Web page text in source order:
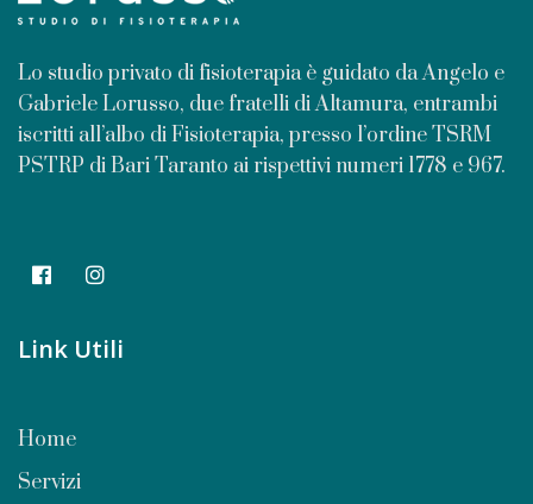
Lo studio privato di fisioterapia è guidato da Angelo e
Gabriele Lorusso, due fratelli di Altamura, entrambi
iscritti all’albo di Fisioterapia, presso l’ordine TSRM
PSTRP di Bari Taranto ai rispettivi numeri 1778 e 967.
Link Utili
Home
Servizi